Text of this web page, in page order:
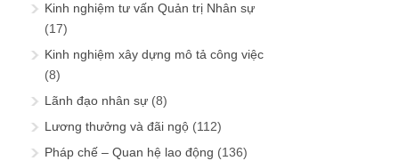
Kinh nghiệm tư vấn Quản trị Nhân sự
(17)
Kinh nghiệm xây dựng mô tả công việc
(8)
Lãnh đạo nhân sự (8)
Lương thưởng và đãi ngộ (112)
Pháp chế – Quan hệ lao động (136)